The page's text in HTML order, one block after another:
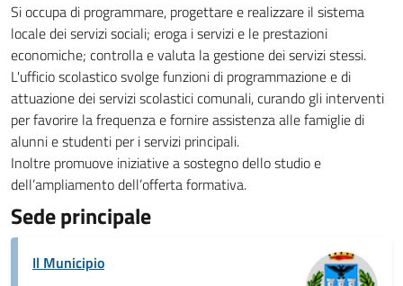
Si occupa di programmare, progettare e realizzare il sistema
locale dei servizi sociali; eroga i servizi e le prestazioni
economiche; controlla e valuta la gestione dei servizi stessi.
L'ufficio scolastico svolge funzioni di programmazione e di
attuazione dei servizi scolastici comunali, curando gli interventi
per favorire la frequenza e fornire assistenza alle famiglie di
alunni e studenti per i servizi principali.
Inoltre promuove iniziative a sostegno dello studio e
dell’ampliamento dell’offerta formativa.
Sede principale
Il Municipio